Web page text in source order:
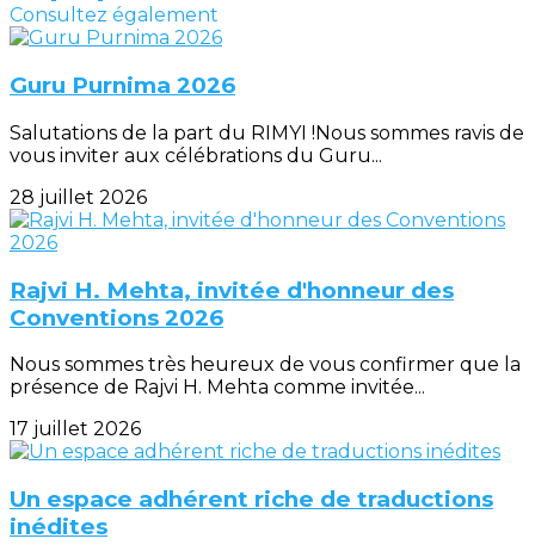
Consultez également
Guru Purnima 2026
Salutations de la part du RIMYI !Nous sommes ravis de
vous inviter aux célébrations du Guru...
28 juillet 2026
Rajvi H. Mehta, invitée d'honneur des
Conventions 2026
Nous sommes très heureux de vous confirmer que la
présence de Rajvi H. Mehta comme invitée...
17 juillet 2026
Un espace adhérent riche de traductions
inédites